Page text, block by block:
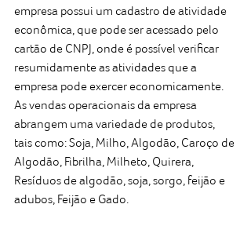
empresa possui um cadastro de atividade
econômica, que pode ser acessado pelo
cartão de CNPJ, onde é possível verificar
resumidamente as atividades que a
empresa pode exercer economicamente.
As vendas operacionais da empresa
abrangem uma variedade de produtos,
tais como: Soja, Milho, Algodão, Caroço de
Algodão, Fibrilha, Milheto, Quirera,
Resíduos de algodão, soja, sorgo, feijão e
adubos, Feijão e Gado.